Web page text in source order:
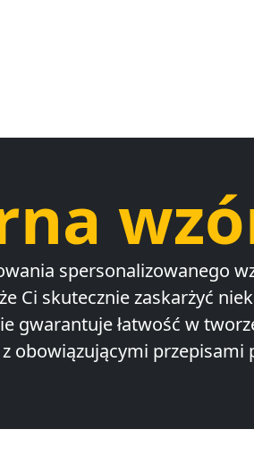
spersonalizowanego
Ci skutecznie zaskarżyć
gwarantuje łatwość w
obowiązującymi przepisami